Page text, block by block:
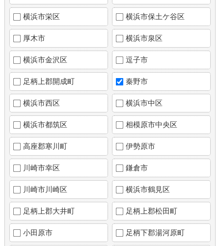
横浜市栄区 横浜市保土ケ谷区
厚木市 横浜市泉区
横浜市金沢区 逗子市
足柄上郡開成町 秦野市
横浜市西区 横浜市中区
横浜市都筑区 相模原市中央区
高座郡寒川町 伊勢原市
川崎市幸区 鎌倉市
川崎市川崎区 横浜市鶴見区
足柄上郡大井町 足柄上郡松田町
小田原市 足柄下郡湯河原町